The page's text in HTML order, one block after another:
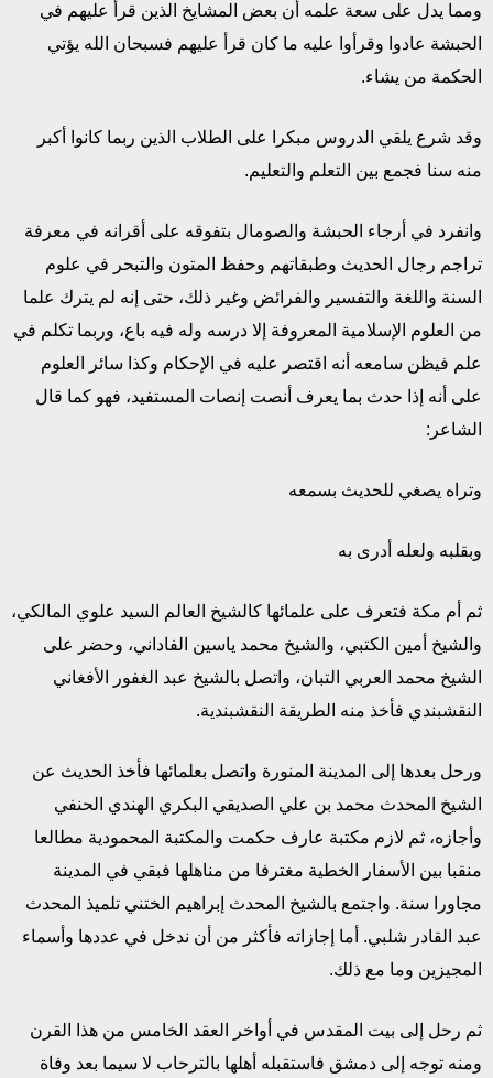
ومما يدل على سعة علمه أن بعض المشايخ الذين قرأ عليهم في
الحبشة عادوا وقرأوا عليه ما كان قرأ عليهم فسبحان الله يؤتي
الحكمة من يشاء.
وقد شرع يلقي الدروس مبكرا على الطلاب الذين ربما كانوا أكبر
منه سنا فجمع بين التعلم والتعليم.
وانفرد في أرجاء الحبشة والصومال بتفوقه على أقرانه في معرفة
تراجم رجال الحديث وطبقاتهم وحفظ المتون والتبحر في علوم
السنة واللغة والتفسير والفرائض وغير ذلك، حتى إنه لم يترك علما
من العلوم الإسلامية المعروفة إلا درسه وله فيه باع، وربما تكلم في
علم فيظن سامعه أنه اقتصر عليه في الإحكام وكذا سائر العلوم
على أنه إذا حدث بما يعرف أنصت إنصات المستفيد، فهو كما قال
الشاعر:
وتراه يصغي للحديث بسمعه
وبقلبه ولعله أدرى به
ثم أم مكة فتعرف على علمائها كالشيخ العالم السيد علوي المالكي،
والشيخ أمين الكتبي، والشيخ محمد ياسين الفاداني، وحضر على
الشيخ محمد العربي التبان، واتصل بالشيخ عبد الغفور الأفغاني
النقشبندي فأخذ منه الطريقة النقشبندية.
ورحل بعدها إلى المدينة المنورة واتصل بعلمائها فأخذ الحديث عن
الشيخ المحدث محمد بن علي الصديقي البكري الهندي الحنفي
وأجازه، ثم لازم مكتبة عارف حكمت والمكتبة المحمودية مطالعا
منقبا بين الأسفار الخطية مغترفا من مناهلها فبقي في المدينة
مجاورا سنة. واجتمع بالشيخ المحدث إبراهيم الختني تلميذ المحدث
عبد القادر شلبي. أما إجازاته فأكثر من أن ندخل في عددها وأسماء
المجيزين وما مع ذلك.
ثم رحل إلى بيت المقدس في أواخر العقد الخامس من هذا القرن
ومنه توجه إلى دمشق فاستقبله أهلها بالترحاب لا سيما بعد وفاة